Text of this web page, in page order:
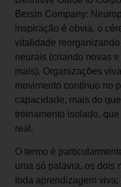
Bersin Company:
inspiração é obvia, o
vitalidade
neurais (criando novas
mais). Organizações
movimento contínuo no
capacidade, mais do
treinamento isolado,
real.
O termo é
uma só palavra, os dois
toda aprendizagem